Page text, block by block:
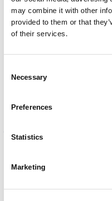
may combine it with other
provided to them or that
of their services.
Selection
Necessary
Preferences
Statistics
Marketing
Sprzedaż z magazynu
100% lojalności klientów
Produkty
Korzyści